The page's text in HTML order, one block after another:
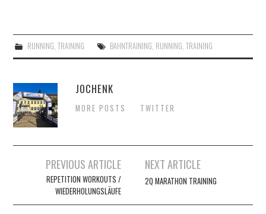
RUNNING, TRAINING BAHNTRAINING, RUNNING, TRAINING
JOCHENK
MORE POSTS TWITTER
Artikel-
Navigation
PREVIOUS ARTICLE
REPETITION WORKOUTS /
WIEDERHOLUNGSLÄUFE
NEXT ARTICLE
2Q MARATHON TRAINING